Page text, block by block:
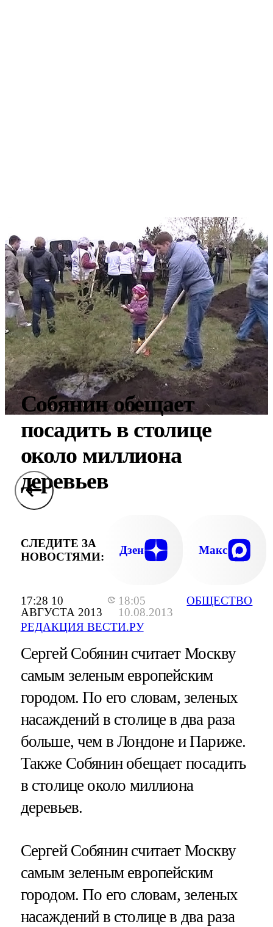
17:28 10
АВГУСТА 2013
18:05
10.08.2013
РЕДАКЦИЯ ВЕСТИ.РУ
ОБЩЕСТВО
Собянин обещает
посадить в столице
около миллиона
деревьев
СЛЕДИТЕ ЗА
НОВОСТЯМИ:
Дзен Макс
Сергей Собянин считает Москву
самым зеленым европейским
городом. По его словам, зеленых
насаждений в столице в два раза
больше, чем в Лондоне и Париже.
Также Собянин обещает посадить
в столице около миллиона
деревьев.
Сергей Собянин считает Москву
самым зеленым европейским
городом. По его словам, зеленых
насаждений в столице в два раза